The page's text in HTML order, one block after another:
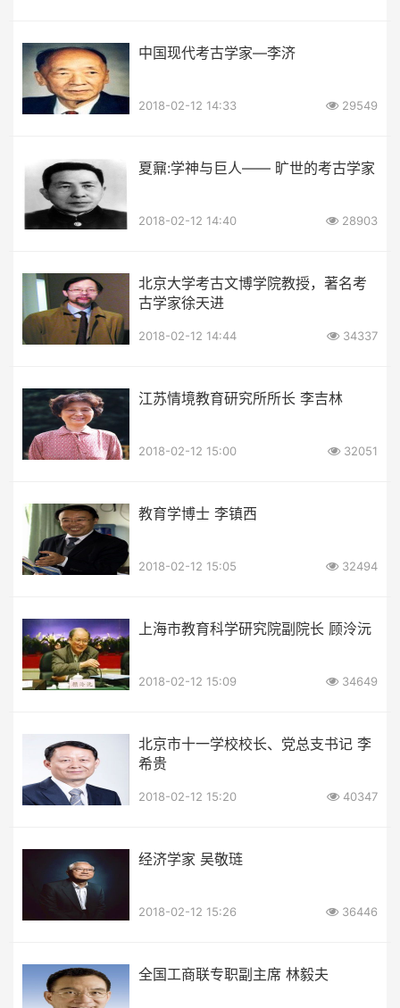
中国现代考古学家—李济
2018-02-12 14:33 29549
夏鼐:学神与巨人—— 旷世的考古学家
2018-02-12 14:40 28903
北京大学考古文博学院教授，著名考
古学家徐天进
2018-02-12 14:44 34337
江苏情境教育研究所所长 李吉林
2018-02-12 15:00 32051
教育学博士 李镇西
2018-02-12 15:05 32494
上海市教育科学研究院副院长 顾泠沅
2018-02-12 15:09 34649
北京市十一学校校长、党总支书记 李
希贵
2018-02-12 15:20 40347
经济学家 吴敬琏
2018-02-12 15:26 36446
全国工商联专职副主席 林毅夫